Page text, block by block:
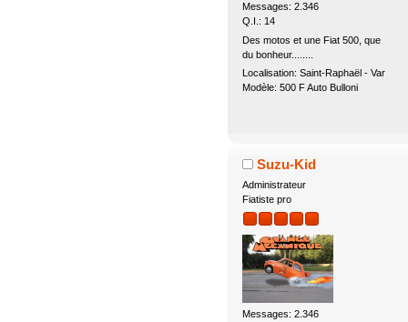
Messages: 2.346
Q.I.: 14
Des motos et une Fiat 500, que
du bonheur........
Localisation: Saint-Raphaël - Var
Modèle: 500 F Auto Bulloni
Suzu-Kid
Administrateur
Fiatiste pro
Messages: 2.346